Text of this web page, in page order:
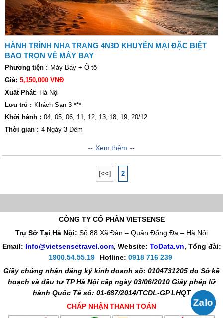
HÀNH TRÌNH NHA TRANG 4N3D KHUYẾN MẠI ĐẶC BIỆT
BAO TRỌN VÉ MÁY BAY
Phương tiện : Máy Bay + Ô tô
Giá: 5,150,000 VNĐ
Xuất Phát: Hà Nội
Lưu trú : Khách Sạn 3 ***
Khởi hành : 04, 05, 06, 11, 12, 13, 18, 19, 20/12
Thời gian : 4 Ngày 3 Đêm
Được công nhận là 1 trong những vịnh biển đẹp nhất thế giới, Nha Trang
may mắn khi thiên nhiên ưu ái ban tặng cho nhiều yếu tố lý tưởng cho
việc Phát triển Lữ Hành . Với những bãi cát dài trắng mịn trải dài, những
hòn đảo ngoài khơi tuyệt đẹp, những rặng san hô dưới lòng đại dương
Trang cùng những người thân yêu của mình.
Xem thêm
[<<] 2
CÔNG TY CỔ PHẦN VIETSENSE
Trụ Sở Tại Hà Nội: Số 88 Xã Đàn – Quận Đống Đa – Hà Nội
Email: Info@vietsensetravel.com, Website: ToData.vn, Tổng đài:
1900.54.55.19
Hotline: 0918 716 239
Giấy chứng nhận đăng ký kinh doanh số: 0104731205 do Sở kế
hoạch và đầu tư TP Hà Nội cấp ngày 03/06/2010 Giấy phép lữ
hành Quốc Tế số: 01-687/2014/TCDL-GP LHQT
CHẤP NHẬN THANH TOÁN